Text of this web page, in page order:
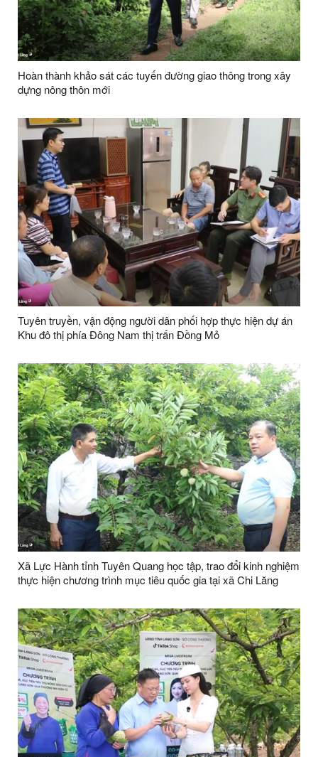
Hoàn thành khảo sát các tuyến đường giao thông trong xây
dựng nông thôn mới
Tuyên truyền, vận động người dân phối hợp thực hiện dự án
Khu đô thị phía Đông Nam thị trấn Đồng Mỏ
Xã Lực Hành tỉnh Tuyên Quang học tập, trao đổi kinh nghiệm
thực hiện chương trình mục tiêu quốc gia tại xã Chi Lăng